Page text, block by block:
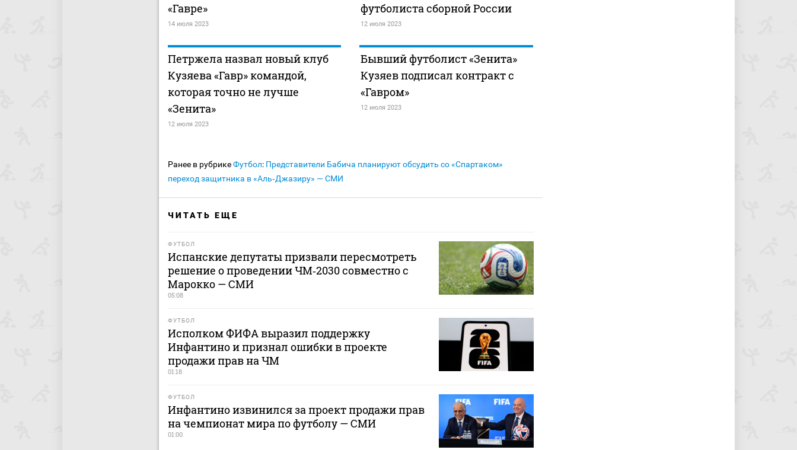
«Гавре»
14 июля 2023
футболиста сборной России
12 июля 2023
Петржела назвал новый клуб
Кузяева «Гавр» командой,
которая точно не лучше
«Зенита»
12 июля 2023
Бывший футболист «Зенита»
Кузяев подписал контракт с
«Гавром»
12 июля 2023
Ранее в рубрикеФутбол: Представители Бабича планируют обсудить со «Спартаком»
переход защитника в «Аль‑Джазиру» — СМИ
ЧИТАТЬ ЕЩЕ
ФУТБОЛ
Испанские депутаты призвали пересмотреть
решение о проведении ЧМ‑2030 совместно с
Марокко — СМИ
05:08
ФУТБОЛ
Исполком ФИФА выразил поддержку
Инфантино и признал ошибки в проекте
продажи прав на ЧМ
01:18
ФУТБОЛ
Инфантино извинился за проект продажи прав
на чемпионат мира по футболу — СМИ
01:00